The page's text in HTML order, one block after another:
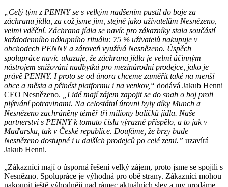
„Celý tým z PENNY se s velkým nadšením pustil do boje za
záchranu jídla, za což jsme jim, stejně jako uživatelům Nesnězeno,
velmi vděční. Záchrana jídla se navíc pro zákazníky stala součástí
každodenního nákupního rituálu: 75 % uživatelů nakupuje v
obchodech PENNY a zároveň využívá Nesnězeno. Úspěch
spolupráce navíc ukazuje, že záchrana jídla je velmi účinným
nástrojem snižování nadbytků pro mezinárodní prodejce, jako je
právě PENNY. I proto se od února chceme zaměřit také na menší
obce a města a přinést platformu i na venkov,“ dodává Jakub Henni
CEO Nesnězeno.
„Lidé mají zájem zapojit se do snah o boj proti
plýtvání potravinami. Na celostátní úrovni byly díky Munch a
Nesnězeno zachráněny téměř tři miliony balíčků jídla. Naše
partnerství s PENNY k tomuto číslu výrazně přispělo, a to jak v
Maďarsku, tak v České republice. Doufáme, že brzy bude
Nesnězeno dostupné i u dalších prodejců po celé zemi.” uzavírá
Jakub Henni.
„Zákazníci mají o úsporná řešení velký zájem, proto jsme se spojili s
Nesnězno. Spolupráce je výhodná pro obě strany. Zákazníci mohou